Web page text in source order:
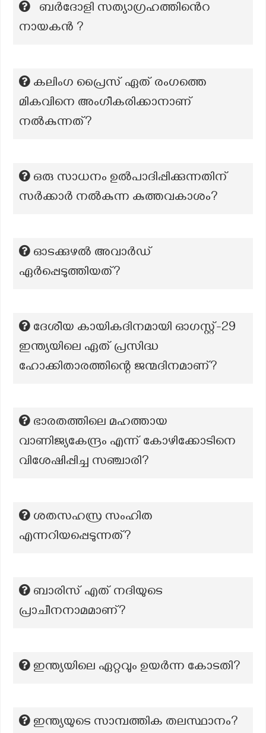
ബർദോളി സത്യാഗ്രഹത്തിൻെറ
നായകൻ ?
കലിംഗ പ്രൈസ് ഏത് രംഗത്തെ
മികവിനെ അംഗീകരിക്കാനാണ്
നൽകുന്നത്?
ഒരു സാധനം ഉൽപാദിപ്പിക്കുന്നതിന്
സർക്കാർ നൽകുന്ന കുത്തവകാശം?
ഓടക്കുഴൽ അവാർഡ്
ഏർപ്പെടുത്തിയത്?
ദേശീയ കായികദിനമായി ഓഗസ്റ്റ്-29
ഇന്ത്യയിലെ ഏത് പ്രസിദ്ധ
ഹോക്കിതാരത്തിന്റെ ജന്മദിനമാണ്?
ഭാരതത്തിലെ മഹത്തായ
വാണിജ്യകേന്ദ്രം എന്ന് കോഴിക്കോടിനെ
വിശേഷിപ്പിച്ച സഞ്ചാരി?
ശതസഹസ്ര സംഹിത
എന്നറിയപ്പെടുന്നത്?
ബാരിസ് എത് നദിയുടെ
പ്രാചീനനാമമാണ്?
ഇന്ത്യയിലെ ഏറ്റവും ഉയർന്ന കോടതി?
ഇന്ത്യയുടെ സാമ്പത്തിക തലസ്ഥാനം?